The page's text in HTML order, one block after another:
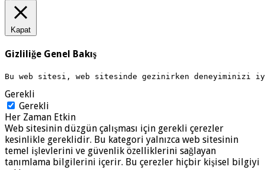
Kapat
Gizliliğe Genel Bakış
Bu web sitesi, web sitesinde gezinirken deneyiminizi
Gerekli
Gerekli
Her Zaman Etkin
Web sitesinin düzgün çalışması için gerekli çerezler
kesinlikle gereklidir. Bu kategori yalnızca web sitesinin
temel işlevlerini ve güvenlik özelliklerini sağlayan
tanımlama bilgilerini içerir. Bu çerezler hiçbir kişisel bilgiyi